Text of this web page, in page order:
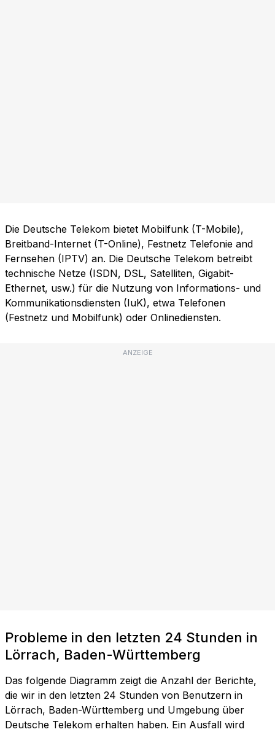
Die Deutsche Telekom bietet Mobilfunk (T-Mobile),
Breitband-Internet (T-Online), Festnetz Telefonie and
Fernsehen (IPTV) an. Die Deutsche Telekom betreibt
technische Netze (ISDN, DSL, Satelliten, Gigabit-
Ethernet, usw.) für die Nutzung von Informations- und
Kommunikationsdiensten (IuK), etwa Telefonen
(Festnetz und Mobilfunk) oder Onlinediensten.
ANZEIGE
Probleme in den letzten 24 Stunden in
Lörrach, Baden-Württemberg
Das folgende Diagramm zeigt die Anzahl der Berichte,
die wir in den letzten 24 Stunden von Benutzern in
Lörrach, Baden-Württemberg und Umgebung über
Deutsche Telekom erhalten haben. Ein Ausfall wird